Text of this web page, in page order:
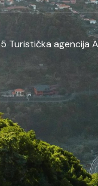
agencija